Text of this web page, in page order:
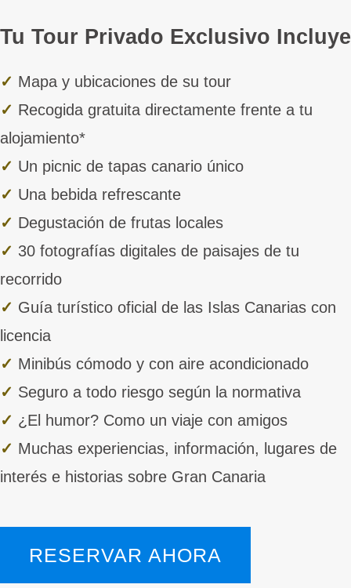
Tu Tour Privado Exclusivo Incluye
✓ Mapa y ubicaciones de su tour
✓ Recogida gratuita directamente frente a tu
alojamiento*
✓ Un picnic de tapas canario único
✓ Una bebida refrescante
✓ Degustación de frutas locales
✓ 30 fotografías digitales de paisajes de tu
recorrido
✓ Guía turístico oficial de las Islas Canarias con
licencia
✓ Minibús cómodo y con aire acondicionado
✓ Seguro a todo riesgo según la normativa
✓ ¿El humor? Como un viaje con amigos
✓ Muchas experiencias, información, lugares de
interés e historias sobre Gran Canaria
RESERVAR AHORA